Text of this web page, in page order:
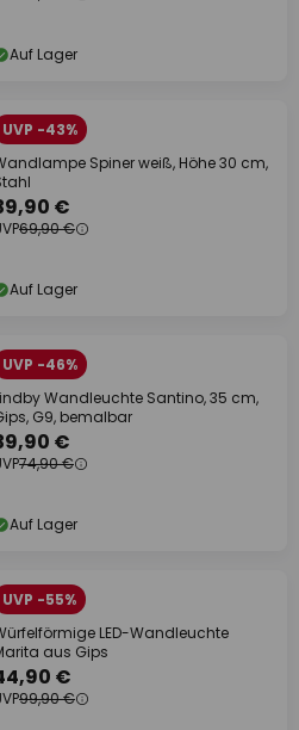
Auf Lager
UVP -43%
Spiner weiß, Höhe 30 cm,
€
69,90 €
Auf Lager
UVP -46%
Wandleuchte Santino, 35 cm,
G9, bemalbar
€
74,90 €
Auf Lager
UVP -55%
LED-Wandleuchte
aus Gips
€
99,90 €